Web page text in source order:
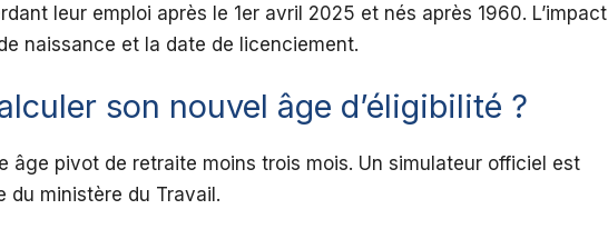
leur emploi après le 1er avril 2025 et nés après 1960. L’impact
naissance et la date de licenciement.
son nouvel âge d’éligibilité ?
âge pivot de retraite moins trois mois. Un simulateur officiel est
du ministère du Travail.